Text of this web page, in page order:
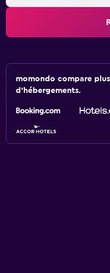
momondo compare
d'hébergements.